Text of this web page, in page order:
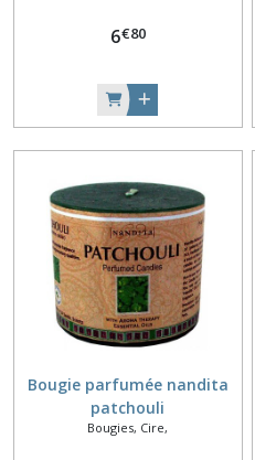
6€80
Bougie parfumée nandita
patchouli
Bougies, Cire,